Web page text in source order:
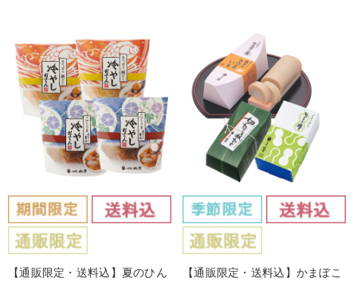
【通販限定・送料込】夏のひん
【通販限定・送料込】かまぼこ